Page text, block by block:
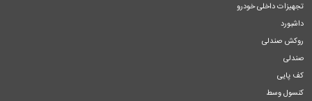
تجهیزات داخلی خودرو
داشبورد
روکش صندلی
صندلی
کف پایی
کنسول وسط